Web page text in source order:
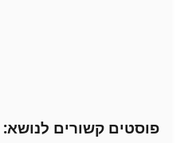
פוסטים קשורים לנושא: